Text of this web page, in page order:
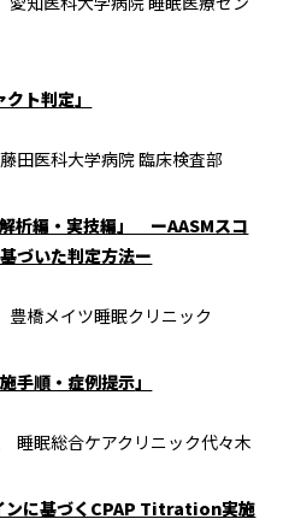
ト判定」
医科大学病院 臨床検査部
析編・実技編」 ーAASMスコ
づいた判定方法ー
メイツ睡眠クリニック
手順・症例提示」
総合ケアクリニック代々木
ンに基づくCPAP Titration実施